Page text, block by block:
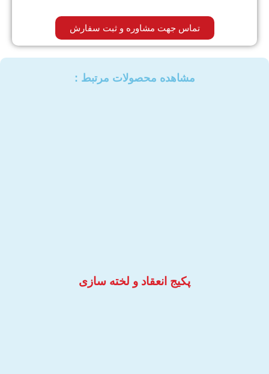
تماس جهت مشاوره و ثبت سفارش
مشاهده محصولات مرتبط :​
پکیج انعقاد و لخته سازی